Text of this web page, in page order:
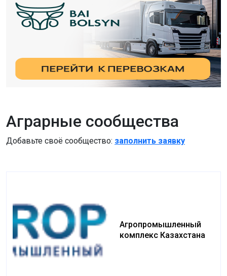
Аграрные сообщества
Добавьте своё сообщество: заполнить заявку
Агропромышленный
комплекс Казахстана